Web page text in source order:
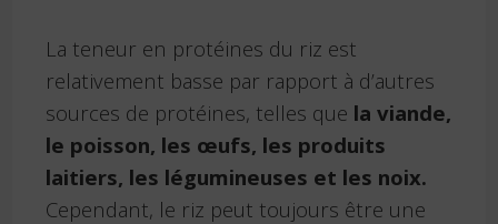
La teneur en protéines du riz est
relativement basse par rapport à d’autres
sources de protéines, telles que la viande,
le poisson, les œufs, les produits
laitiers, les légumineuses et les noix.
Cependant, le riz peut toujours être une